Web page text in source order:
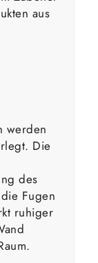
aus
werden
Die
des
Fugen
ruhiger